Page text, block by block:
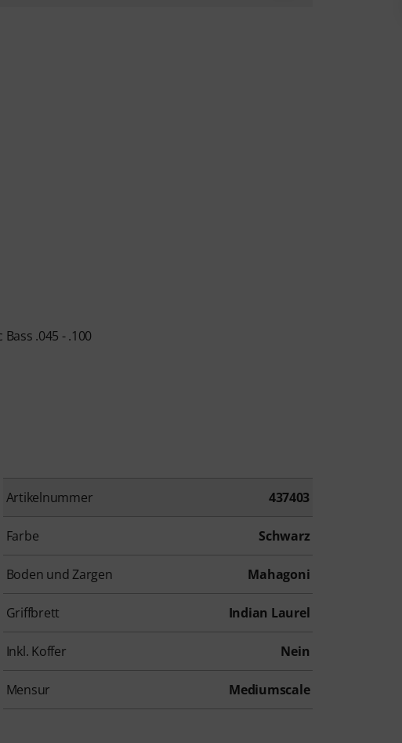
.045 - .100
Artikelnummer 437403
Farbe Schwarz
Boden und Zargen Mahagoni
Griffbrett Indian Laurel
Inkl. Koffer Nein
Mensur Mediumscale